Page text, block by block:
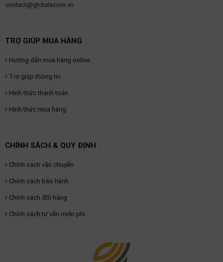
contact@gtctelecom.vn
TRỢ GIÚP MUA HÀNG
Hướng dẫn mua hàng online
Trợ giúp thông tin
Hình thức thanh toán
Hình thức mua hàng
CHÍNH SÁCH & QUY ĐỊNH
Chính sách vận chuyển
Chính sách bảo hành
Chính sách đổi hàng
Chính sách tư vấn miễn phí